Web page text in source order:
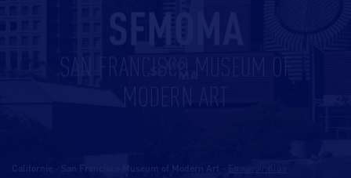
SFMOMA
SAN FRANCISCO MUSEUM OF
MODERN ART
Californie - San Francisco Museum of Modern Art